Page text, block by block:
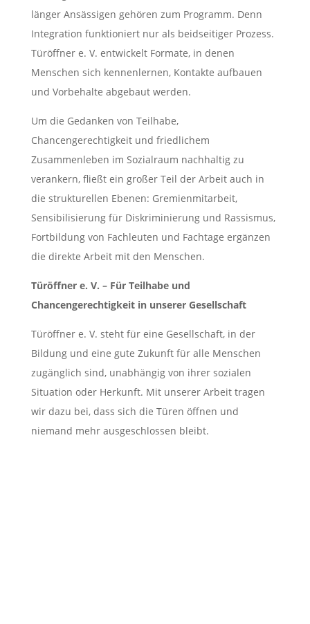
länger Ansässigen gehören zum Programm. Denn
Integration funktioniert nur als beidseitiger Prozess.
Türöffner e. V. entwickelt Formate, in denen
Menschen sich kennenlernen, Kontakte aufbauen
und Vorbehalte abgebaut werden.
Um die Gedanken von Teilhabe,
Chancengerechtigkeit und friedlichem
Zusammenleben im Sozialraum nachhaltig zu
verankern, fließt ein großer Teil der Arbeit auch in
die strukturellen Ebenen: Gremienmitarbeit,
Sensibilisierung für Diskriminierung und Rassismus,
Fortbildung von Fachleuten und Fachtage ergänzen
die direkte Arbeit mit den Menschen.
Türöffner e. V. – Für Teilhabe und
Chancengerechtigkeit in unserer Gesellschaft
Türöffner e. V. steht für eine Gesellschaft, in der
Bildung und eine gute Zukunft für alle Menschen
zugänglich sind, unabhängig von ihrer sozialen
Situation oder Herkunft. Mit unserer Arbeit tragen
wir dazu bei, dass sich die Türen öffnen und
niemand mehr ausgeschlossen bleibt.